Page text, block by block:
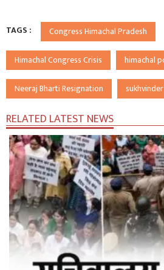
TAGS : Congress Himachal Pradesh
Himachal Congress Crisis himachal
Neeraj Bharti Resignation
RELATED LATEST NEWS